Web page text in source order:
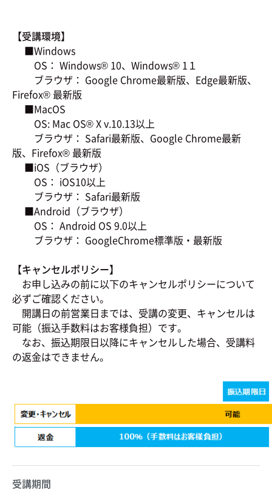
【受講環境】
■Windows
OS： Windows® 10、Windows® 1１
ブラウザ： Google Chrome最新版、Edge最新版、
Firefox® 最新版
■MacOS
OS: Mac OS® X v.10.13以上
ブラウザ： Safari最新版、Google Chrome最新
版、Firefox® 最新版
■iOS（ブラウザ）
OS： iOS10以上
ブラウザ： Safari最新版
■Android（ブラウザ）
OS： Android OS 9.0以上
ブラウザ： GoogleChrome標準版・最新版
【キャンセルポリシー】
お申し込みの前に以下のキャンセルポリシーについて
必ずご確認ください。
開講日の前営業日までは、受講の変更、キャンセルは
可能（振込手数料はお客様負担）です。
なお、振込期限日以降にキャンセルした場合、受講料
の返金はできません。
受講期間